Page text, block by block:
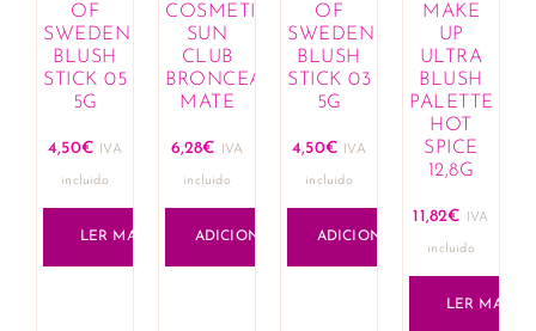
OF
SWEDEN
BLUSH
STICK 05
5G
4,50€ IVA
incluido
LER MAIS
COSMETICS
SUN
CLUB
BRONCEADOR
MATE
6,28€ IVA
incluido
ADICIONAR
OF
SWEDEN
BLUSH
STICK 03
5G
4,50€ IVA
incluido
ADICIONAR
MAKE
UP
ULTRA
BLUSH
PALETTE
HOT
SPICE
12,8G
11,82€ IVA
incluido
LER MAIS